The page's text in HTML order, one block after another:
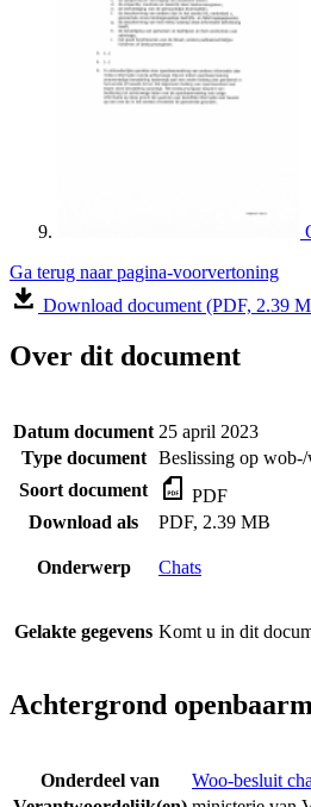
Ga terug naar pagina-voorvertoning
Download document (PDF, 2.39
Over dit document
Datum document 25 april 2023
Type document
Beslissing op
Soort document
PDF
Download als
PDF, 2.39 MB
Onderwerp Chats
Gelakte gegevens Komt u in dit
Achtergrond
Onderdeel van
Woo-besluit